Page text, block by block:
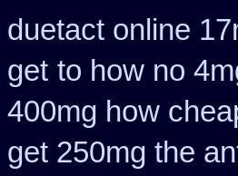
duetact online
get to how no
400mg how
get 250mg the